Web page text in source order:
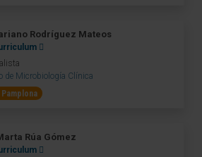
Rodríguez Mateos
de Microbiología Clínica
Rúa Gómez